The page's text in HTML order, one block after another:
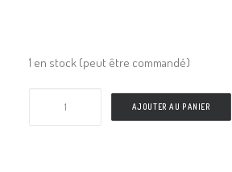
1 en stock (peut être commandé)
AJOUTER AU PANIER